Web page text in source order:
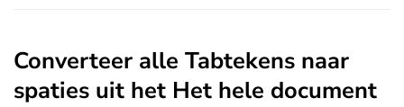
Converteer alle Tabtekens naar
spaties uit het Het hele document